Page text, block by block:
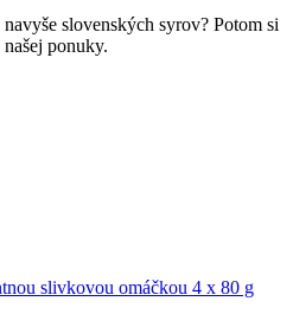
slovenských syrov? Potom si
ponuky.
slivkovou omáčkou 4 x 80 g